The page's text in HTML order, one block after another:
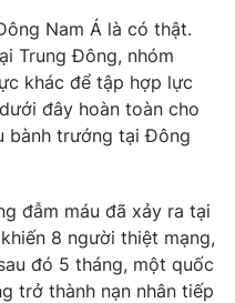
Nam Á là có thật.
Trung Đông, nhóm
khác để tập hợp lực
đây hoàn toàn cho
bành trướng tại Đông
đẫm máu đã xảy ra tại
8 người thiệt mạng,
đó 5 tháng, một quốc
trở thành nạn nhân tiếp